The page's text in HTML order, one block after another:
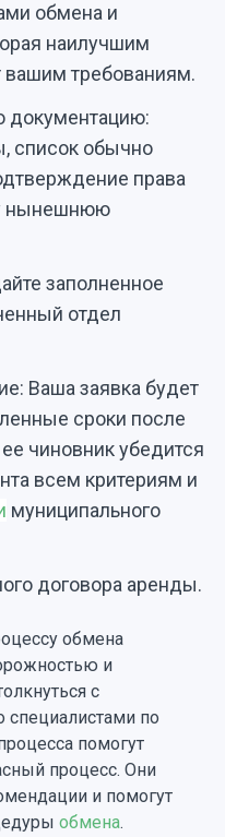
обмена и
наилучшим
вашим требованиям.
документацию:
список обычно
права
нынешнюю
заполненное
отдел
Ваша заявка будет
сроки после
чиновник убедится
всем критериям и
муниципального
договора аренды.
обмена
и
с
специалистами по
помогут
процесс. Они
и помогут
обмена.